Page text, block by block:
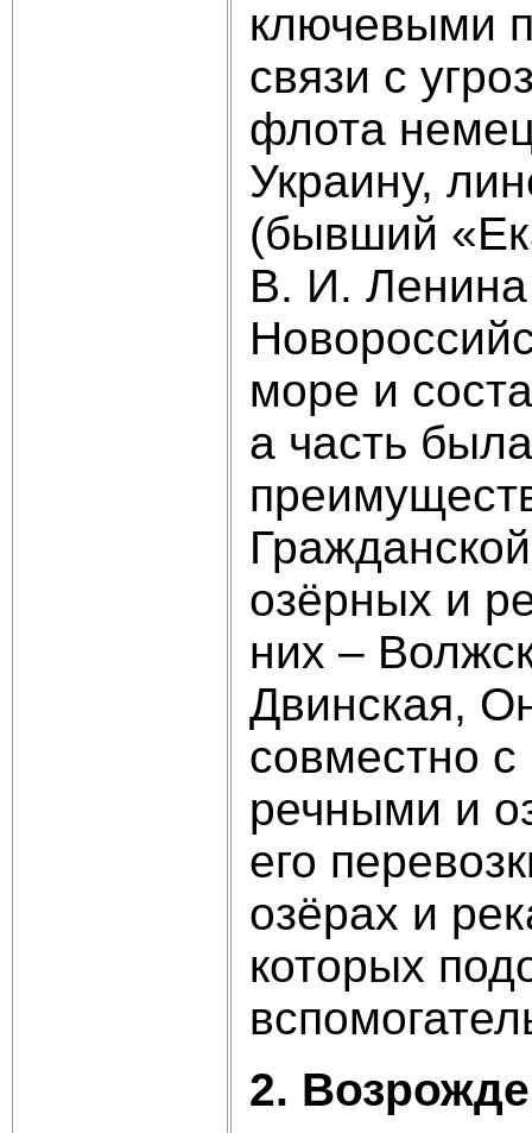
ключевыми
связи с
флота
Украину,
(бывший
В. И.
море и
а часть
озёрных и
них –
Двинская,
совместно
речными и
его
озёрах и
которых
2.